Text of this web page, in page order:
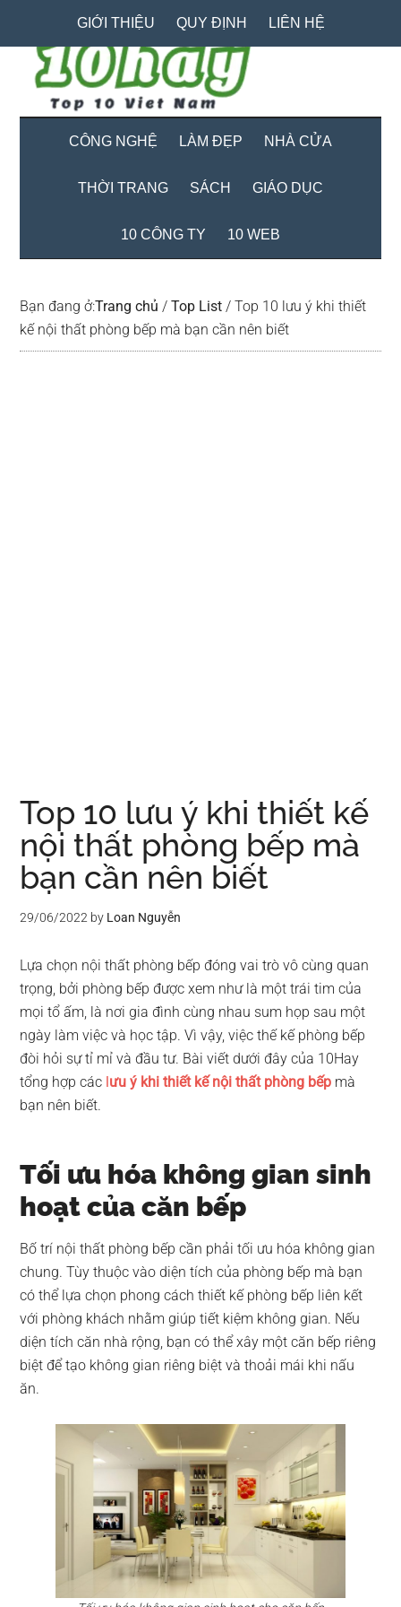
content
secondary
menu
primary
sidebar
GIỚI THIỆU QUY ĐỊNH LIÊN HỆ
CÔNG NGHỆ LÀM ĐẸP NHÀ CỬA
THỜI TRANG SÁCH GIÁO DỤC
10 CÔNG TY 10 WEB
Bạn đang ở:Trang chủ / Top List / Top 10 lưu ý khi thiết
kế nội thất phòng bếp mà bạn cần nên biết
Top 10 lưu ý khi thiết kế
nội thất phòng bếp mà
bạn cần nên biết
29/06/2022 by Loan Nguyễn
Lựa chọn nội thất phòng bếp đóng vai trò vô cùng quan
trọng, bởi phòng bếp được xem như là một trái tim của
mọi tổ ấm, là nơi gia đình cùng nhau sum họp sau một
ngày làm việc và học tập. Vì vậy, việc thế kế phòng bếp
đòi hỏi sự tỉ mỉ và đầu tư. Bài viết dưới đây của 10Hay
tổng hợp các lưu ý khi thiết kế nội thất phòng bếp mà
bạn nên biết.
Tối ưu hóa không gian sinh
hoạt của căn bếp
Bố trí nội thất phòng bếp cần phải tối ưu hóa không gian
chung. Tùy thuộc vào diện tích của phòng bếp mà bạn
có thể lựa chọn phong cách thiết kế phòng bếp liên kết
với phòng khách nhằm giúp tiết kiệm không gian. Nếu
diện tích căn nhà rộng, bạn có thể xây một căn bếp riêng
biệt để tạo không gian riêng biệt và thoải mái khi nấu
ăn.